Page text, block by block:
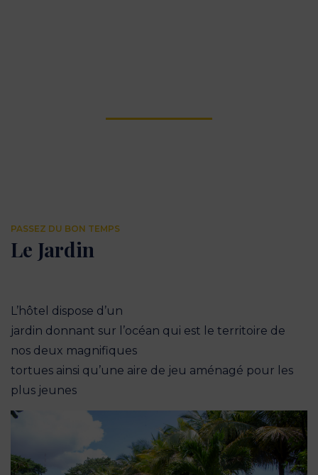
PASSEZ DU BON TEMPS
Le Jardin
L’hôtel dispose d’un
jardin donnant sur l’océan qui est le territoire de
nos deux magnifiques
tortues ainsi qu’une aire de jeu aménagé pour les
plus jeunes